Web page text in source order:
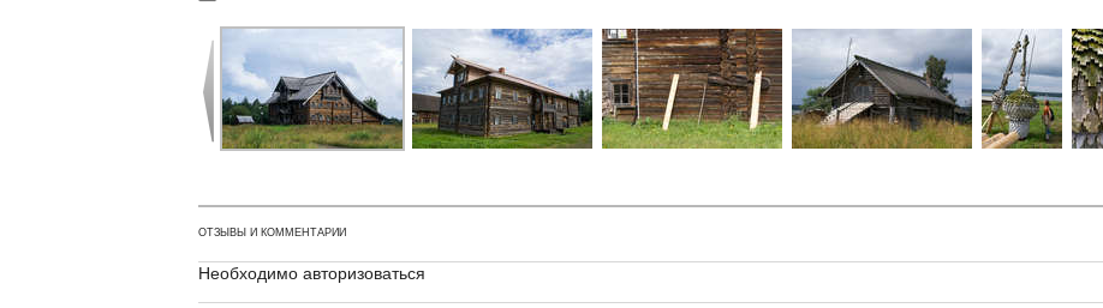
ОТЗЫВЫ И КОММЕНТАРИИ
Необходимо авторизоваться